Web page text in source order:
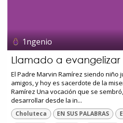
1ngenio
Llamado a evangelizar
El Padre Marvin Ramírez siendo niño
amigos, y hoy es sacerdote de la
Ramírez Una vocación que se
desarrollar desde la in...
Choluteca EN SUS PALABRAS